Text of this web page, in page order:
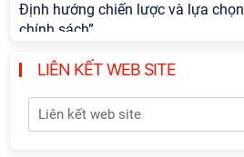
Định hướng chiến lược và lựa chọn
chính sách”
Khai quật công trường khai thác đá
Tôn
LIÊN KẾT WEB SITE